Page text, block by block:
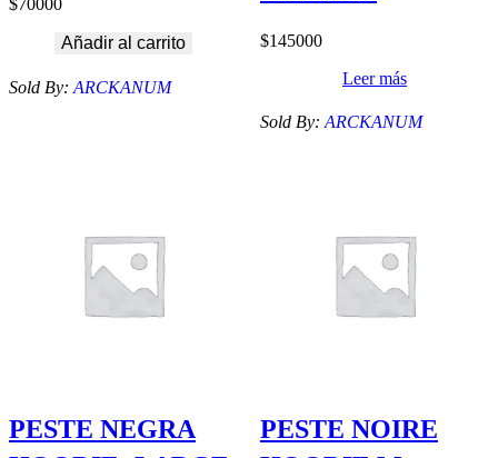
$70000
Añadir al carrito
Sold By: ARCKANUM
$145000
Leer más
Sold By: ARCKANUM
PESTE NEGRA
PESTE NOIRE